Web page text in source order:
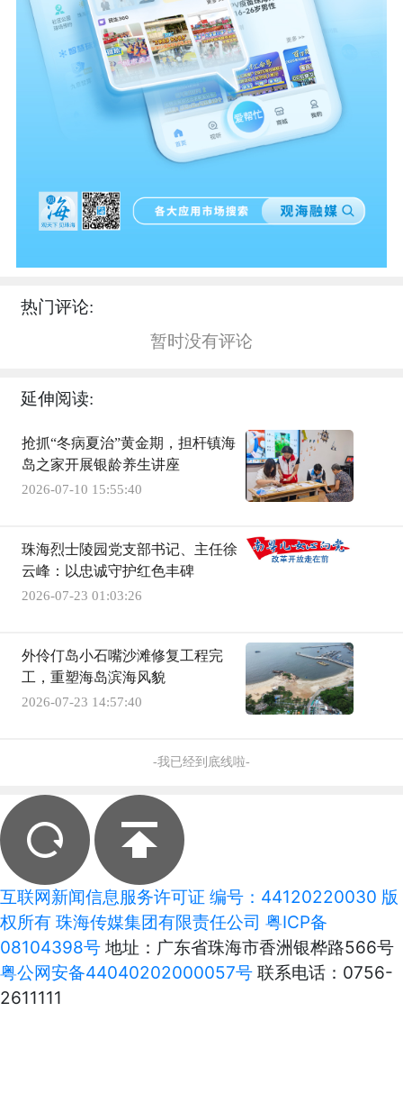
热门评论:
暂时没有评论
延伸阅读:
抢抓“冬病夏治”黄金期，担杆镇海
岛之家开展银龄养生讲座
2026-07-10 15:55:40
珠海烈士陵园党支部书记、主任徐
云峰：以忠诚守护红色丰碑
2026-07-23 01:03:26
外伶仃岛小石嘴沙滩修复工程完
工，重塑海岛滨海风貌
2026-07-23 14:57:40
-我已经到底线啦-
互联网新闻信息服务许可证 编号：44120220030 版
权所有 珠海传媒集团有限责任公司 粤ICP备
08104398号 地址：广东省珠海市香洲银桦路566号
粤公网安备44040202000057号 联系电话：0756-
2611111